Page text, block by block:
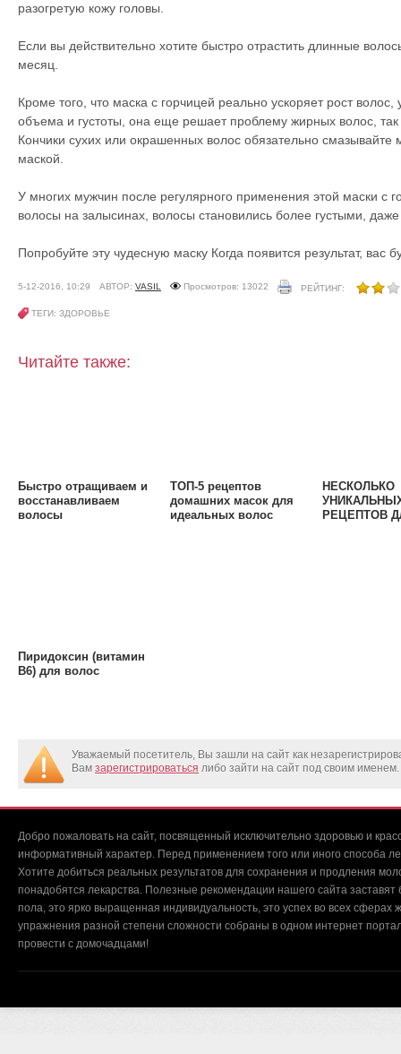
разогретую кожу головы.
Если вы действительно хотите быстро отрастить длинные
месяц.
Кроме того, что маска с горчицей реально ускоряет рост
объема и густоты, она еще решает проблему жирных волос, так
Кончики сухих или окрашенных волос обязательно смазывайте
маской.
У многих мужчин после регулярного применения этой маски с
волосы на залысинах, волосы становились более густыми,
Попробуйте эту чудесную маску Когда появится результат, вас
5-12-2016, 10:29 АВТОР: VASIL Просмотров: 13022 РЕЙТИНГ:
ТЕГИ: ЗДОРОВЬЕ
Читайте также:
Быстро отращиваем и
восстанавливаем
волосы
ТОП-5 рецептов
домашних масок для
идеальных волос
НЕСКОЛЬКО
РЕЦЕПТОВ
Пиридоксин (витамин
В6) для волос
Уважаемый посетитель, Вы зашли на сайт как
Вам зарегистрироваться либо зайти на сайт под своим именем.
Добро пожаловать на сайт, посвященный исключительно здоровью и
информативный характер. Перед применением того или иного способа
Хотите добиться реальных результатов для сохранения и продления
понадобятся лекарства. Полезные рекомендации нашего сайта
пола, это ярко выращенная индивидуальность, это успех во всех
упражнения разной степени сложности собраны в одном интернет
провести с домочадцами!